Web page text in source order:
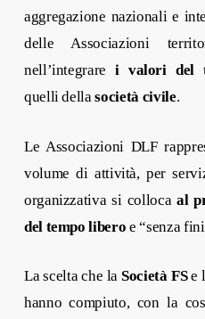
aggregazione nazionali e
delle Associazioni
nell’integrarei valori del
quelli dellasocietà civile.
Le Associazioni DLF
volume di attività, per
organizzativa si collocaal
del tempo libero e “senza
La scelta che laSocietà FSe
hanno compiuto, con la